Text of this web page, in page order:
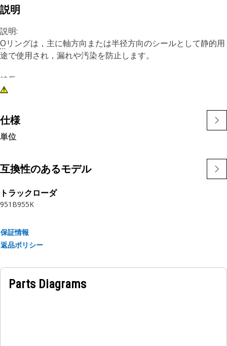
説明
説明:
Oリングは，主に軸方向または半径方向のシールとして静的用
途で使用され，漏れや汚染を防止します。
特長:
Cat®Oリングは，Cat®のエンジンおよび機械で使用される油
の素材は，摩耗や突出しへの耐性を持ち，シールの圧縮ひずみ
に対して優れた耐性を発揮します。また，一部のCat® Oリン
グは，シール取付け時のシールのねじれや切断を最小限に抑え
当社のOリングの寸法は一貫して厳しい公差に保持され，必要
なだけシールが圧縮して，シール溝に正しく合うようになって
います。
製品やその他の移動型機器のOリングのニーズに答える最適な
解決手段です。
が適用されています。最新のCat純正ガスケットを購入するこ
仕様
単位
互換性のあるモデル
トラックローダ
951B955K
保証情報
返品ポリシー
Parts Diagrams